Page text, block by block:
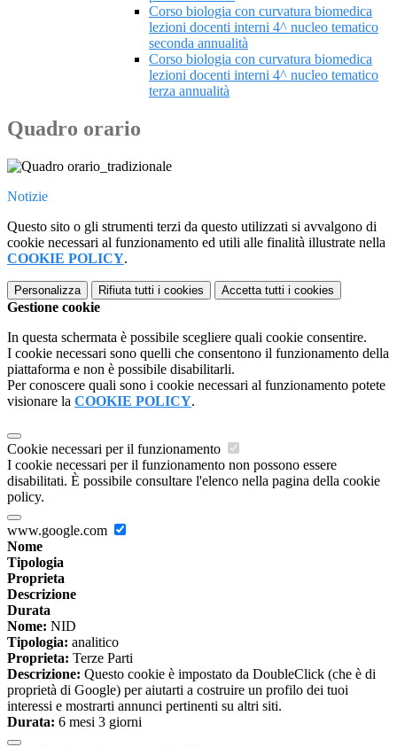
Corso biologia con curvatura biomedica
lezioni docenti interni 4^ nucleo tematico
seconda annualità
Corso biologia con curvatura biomedica
lezioni docenti interni 4^ nucleo tematico
terza annualità
Quadro orario
Notizie
Questo sito o gli strumenti terzi da questo utilizzati si avvalgono di
cookie necessari al funzionamento ed utili alle finalità illustrate nella
COOKIE POLICY.
Personalizza Rifiuta tutti i cookies Accetta tutti i cookies
Gestione cookie
In questa schermata è possibile scegliere quali cookie consentire.
I cookie necessari sono quelli che consentono il funzionamento della
piattaforma e non è possibile disabilitarli.
Per conoscere quali sono i cookie necessari al funzionamento potete
visionare la COOKIE POLICY.
Cookie necessari per il funzionamento
I cookie necessari per il funzionamento non possono essere
disabilitati. È possibile consultare l'elenco nella pagina della cookie
policy.
www.google.com
Nome
Tipologia
Proprieta
Descrizione
Durata
Nome: NID
Tipologia: analitico
Proprieta: Terze Parti
Descrizione: Questo cookie è impostato da DoubleClick (che è di
proprietà di Google) per aiutarti a costruire un profilo dei tuoi
interessi e mostrarti annunci pertinenti su altri siti.
Durata: 6 mesi 3 giorni